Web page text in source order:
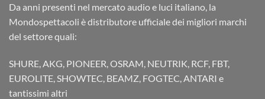
Da anni presenti nel mercato audio e luci italiano, la
Mondospettacoli è distributore ufficiale dei migliori marchi
del settore quali:
SHURE, AKG, PIONEER, OSRAM, NEUTRIK, RCF, FBT,
EUROLITE, SHOWTEC, BEAMZ, FOGTEC, ANTARI e
tantissimi altri